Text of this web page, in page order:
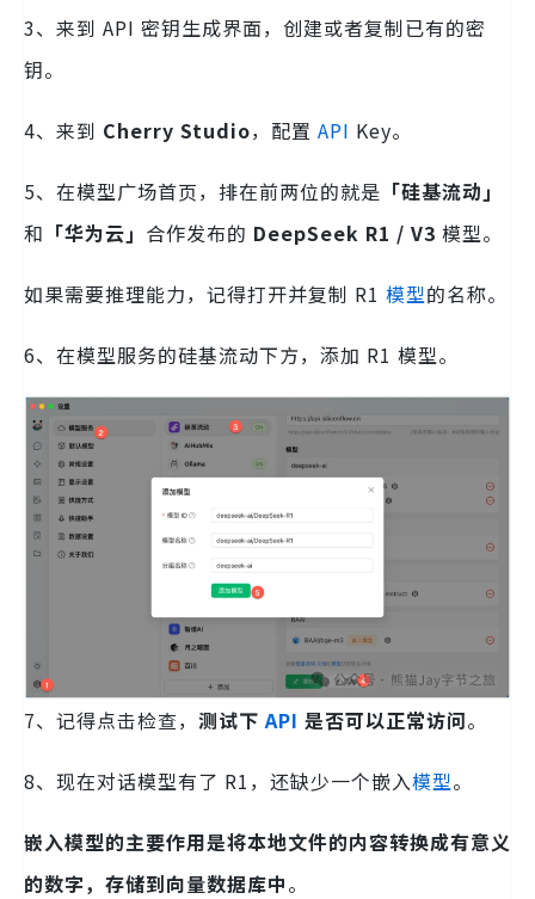
3、来到 API 密钥生成界面，创建或者复制已有的密
钥。
4、来到 Cherry Studio，配置 API Key。
5、在模型广场首页，排在前两位的就是 「硅基流动」
和 「华为云」 合作发布的 DeepSeek R1 / V3 模型。
如果需要推理能力，记得打开并复制 R1 模型的名称。
6、在模型服务的硅基流动下方，添加 R1 模型。
7、记得点击检查， 测试下 API 是否可以正常访问。
8、现在对话模型有了 R1，还缺少一个嵌入模型。
嵌入模型的主要作用是将本地文件的内容转换成有意义
的数字，存储到向量数据库中。